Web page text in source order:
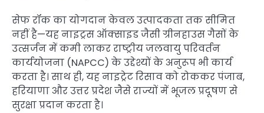
सेफ रॉक का योगदान केवल उत्पादकता तक सीमित
नहीं है—यह नाइट्रस ऑक्साइड जैसी ग्रीनहाउस गैसों के
उत्सर्जन में कमी लाकर राष्ट्रीय जलवायु परिवर्तन
कार्ययोजना (NAPCC) के उद्देश्यों के अनुरूप भी कार्य
करता है। साथ ही, यह नाइट्रेट रिसाव को रोककर पंजाब,
हरियाणा और उत्तर प्रदेश जैसे राज्यों में भूजल प्रदूषण से
सुरक्षा प्रदान करता है।